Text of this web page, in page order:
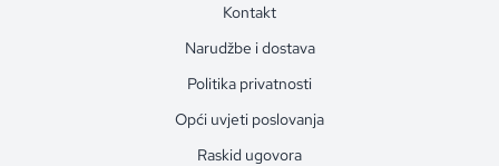
Kontakt
Narudžbe i dostava
Politika privatnosti
Opći uvjeti poslovanja
Raskid ugovora